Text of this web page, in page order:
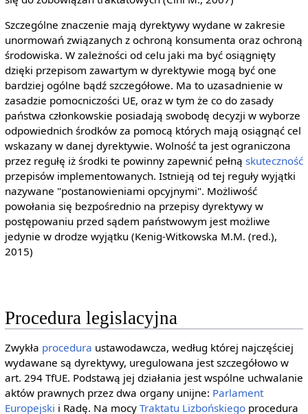
Szczególne znaczenie mają dyrektywy wydane w zakresie
unormowań związanych z ochroną konsumenta oraz ochroną
środowiska. W zależności od celu jaki ma być osiągnięty
dzięki przepisom zawartym w dyrektywie mogą być one
bardziej ogólne bądź szczegółowe. Ma to uzasadnienie w
zasadzie pomocniczości UE, oraz w tym że co do zasady
państwa członkowskie posiadają swobodę decyzji w wyborze
odpowiednich środków za pomocą których mają osiągnąć cel
wskazany w danej dyrektywie. Wolność ta jest ograniczona
przez regułę iż środki te powinny zapewnić pełną skuteczność
przepisów implementowanych. Istnieją od tej reguły wyjątki
nazywane "postanowieniami opcyjnymi". Możliwość
powołania się bezpośrednio na przepisy dyrektywy w
postępowaniu przed sądem państwowym jest możliwe
jedynie w drodze wyjątku (Kenig-Witkowska M.M. (red.),
2015)
Procedura legislacyjna
Zwykła procedura ustawodawcza, według której najczęściej
wydawane są dyrektywy, uregulowana jest szczegółowo w
art. 294 TfUE. Podstawą jej działania jest wspólne uchwalanie
aktów prawnych przez dwa organy unijne: Parlament
Europejski i Radę. Na mocy Traktatu Lizbońskiegoprocedura